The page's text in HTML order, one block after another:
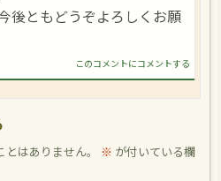
後ともどうぞよろしくお願
このコメントにコメントする
はありません。 ※ が付いている欄